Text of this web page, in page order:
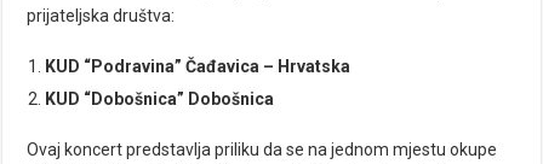
prijateljska društva:
KUD “Podravina” Čađavica – Hrvatska
KUD “Dobošnica” Dobošnica
Ovaj koncert predstavlja priliku da se na jednom mjestu okupe